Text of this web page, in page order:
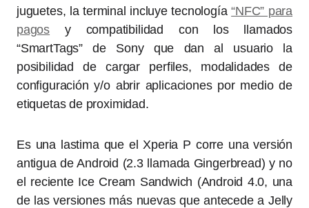
juguetes, la terminal incluye tecnología“NFC” para
pagos y compatibilidad con los llamados
“SmartTags” de Sony que dan al usuario la
posibilidad de cargar perfiles, modalidades de
configuración y/o abrir aplicaciones por medio de
etiquetas de proximidad.
Es una lastima que el Xperia P corre una versión
antigua de Android (2.3 llamada Gingerbread) y no
el reciente Ice Cream Sandwich (Android 4.0, una
de las versiones más nuevas que antecede a Jelly